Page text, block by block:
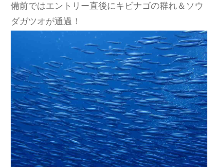
備前ではエントリー直後にキビナゴの群れ＆ソウ
ダガツオが通過！